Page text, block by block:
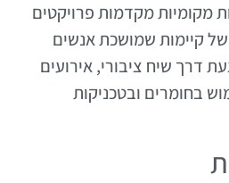
מקומיות מקדמות פרויקטים
של קיימות שמושכת אנשים
דרך שיח ציבורי, אירועים
בחומרים ובטכניקות